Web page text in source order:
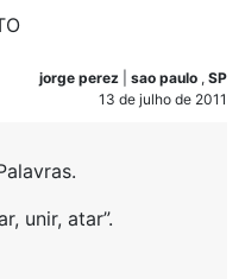
jorge perez sao paulo , SP
13 de julho de 2011
unir, atar”.